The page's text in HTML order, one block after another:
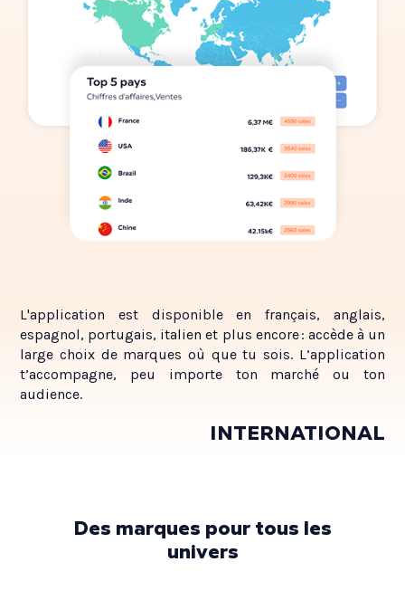
L'application est disponible en français, anglais,
espagnol, portugais, italien et plus encore : accède à un
large choix de marques où que tu sois. L’application
t’accompagne, peu importe ton marché ou ton
audience.
INTERNATIONAL
Des marques pour tous les
univers